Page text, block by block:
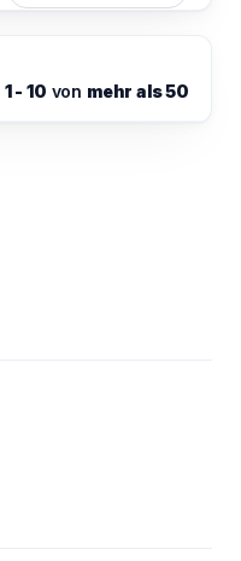
1 - 10 von mehr als 50